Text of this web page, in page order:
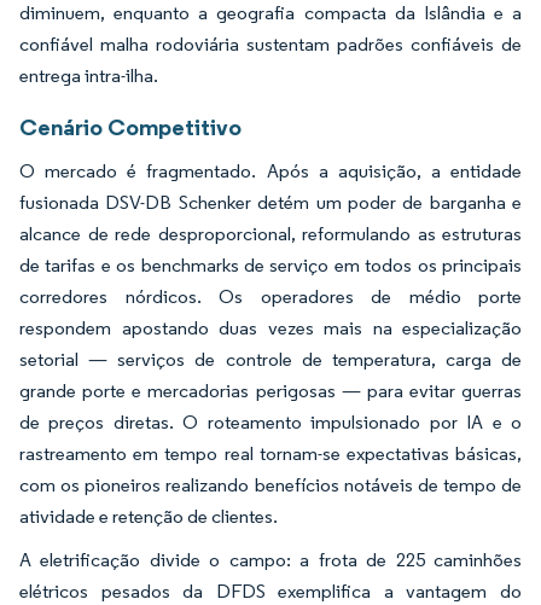
diminuem, enquanto a geografia compacta da Islândia e a
confiável malha rodoviária sustentam padrões confiáveis de
entrega intra-ilha.
Cenário Competitivo
O mercado é fragmentado. Após a aquisição, a entidade
fusionada DSV-DB Schenker detém um poder de barganha e
alcance de rede desproporcional, reformulando as estruturas
de tarifas e os benchmarks de serviço em todos os principais
corredores nórdicos. Os operadores de médio porte
respondem apostando duas vezes mais na especialização
setorial — serviços de controle de temperatura, carga de
grande porte e mercadorias perigosas — para evitar guerras
de preços diretas. O roteamento impulsionado por IA e o
rastreamento em tempo real tornam-se expectativas básicas,
com os pioneiros realizando benefícios notáveis de tempo de
atividade e retenção de clientes.
A eletrificação divide o campo: a frota de 225 caminhões
elétricos pesados da DFDS exemplifica a vantagem do